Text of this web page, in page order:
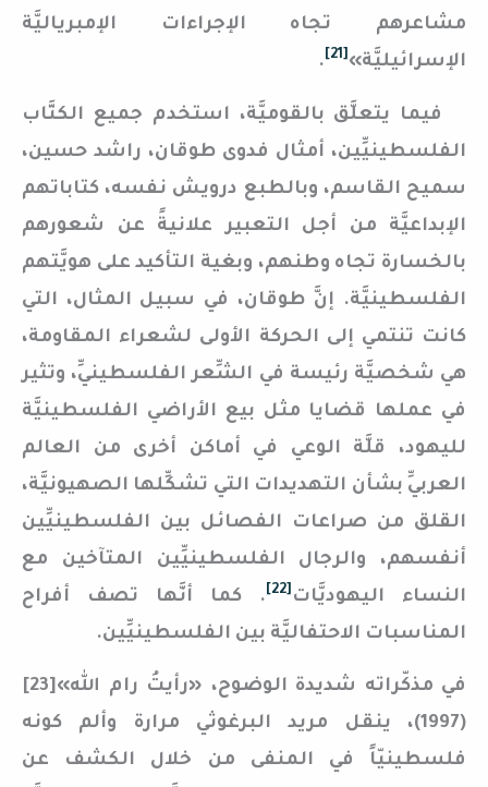
مشاعرهم تجاه الإجراءات الإمبرياليَّة
الإسرائيليَّة»[21]
.
فيما يتعلَّق بالقوميَّة، استخدم جميع الكتَّاب
الفلسطينيِّين، أمثال فدوى طوقان، راشد حسين،
سميح القاسم، وبالطبع درويش نفسه، كتاباتهم
الإبداعيَّة من أجل التعبير علانيةً عن شعورهم
بالخسارة تجاه وطنهم، وبغية التأكيد على هويَّتهم
الفلسطينيَّة. إنَّ طوقان، في سبيل المثال، التي
كانت تنتمي إلى الحركة الأولى لشعراء المقاومة،
هي شخصيَّة رئيسة في الشِّعر الفلسطينيِّ، وتثير
في عملها قضايا مثل بيع الأراضي الفلسطينيَّة
لليهود، قلَّة الوعي في أماكن أخرى من العالم
العربيِّ بشأن التهديدات التي تشكِّلها الصهيونيَّة،
القلق من صراعات الفصائل بين الفلسطينيِّين
أنفسهم، والرجال الفلسطينيِّين المتآخين مع
النساء اليهوديَّات [22]
. كما أنَّها تصف أفراح
المناسبات الاحتفاليَّة بين الفلسطينيِّين.
في مذكّراته شديدة الوضوح، «رأيتُ رام الله»[23]
(1997)، ينقل مريد البرغوثي مرارة وألم كونه
فلسطينيّاً في المنفى من خلال الكشف عن